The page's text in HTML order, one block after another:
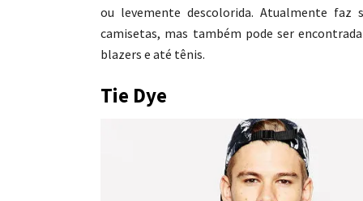
ou levemente descolorida. Atualmente faz
camisetas, mas também pode ser
blazers e até tênis.
Tie Dye